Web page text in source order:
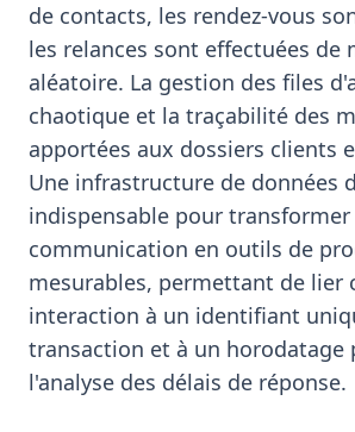
de contacts, les rendez-vous
les relances sont effectuées de
aléatoire. La gestion des files
chaotique et la traçabilité des
apportées aux dossiers clients
Une infrastructure de données
indispensable pour transformer
communication en outils de
mesurables, permettant de lier
interaction à un identifiant
transaction et à un horodatage
l'analyse des délais de réponse.